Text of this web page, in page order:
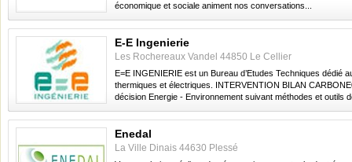
économique et sociale animent nos conversations...
E-E Ingenierie
Les Rochereaux Vandel 44850 Le Cellier
E=E INGENIERIE est un Bureau d’Etudes Techniques dédié
thermiques et électriques. INTERVENTION BILAN
décision Energie - Environnement suivant méthodes et outils
Enedal
La Ville Dinais 44630 Plessé